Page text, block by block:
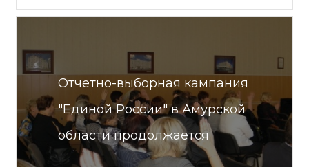
Отчетно-выборная кампания
"Единой России" в Амурской
области продолжается